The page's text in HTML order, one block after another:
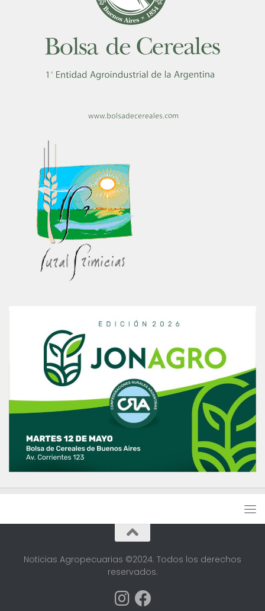
Noticias Agropecuarias ©2024. Todos los derechos
reservados.